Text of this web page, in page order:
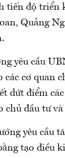
tiến độ triển
Quảng
yêu cầu
cơ quan
dứt điểm
chủ đầu tư
yêu cầu
tạo điều